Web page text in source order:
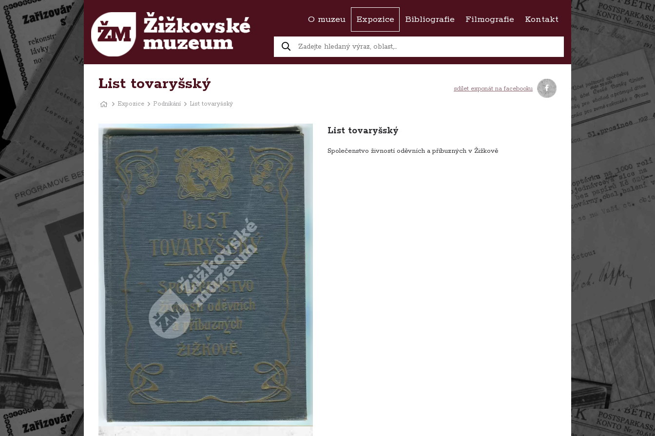
O muzeu Expozice Bibliografie Filmografie Kontakt
sdílet exponát na facebooku
List tovaryšský
Expozice Podnikání List tovaryšský
List tovaryšský
Společenstvo živností oděvních a příbuzných v Žižkově